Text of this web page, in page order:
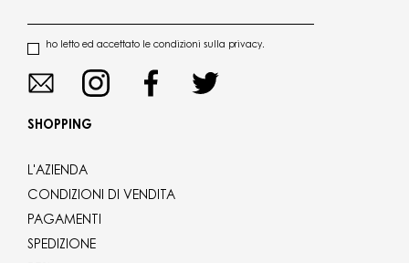
ho letto ed accettato le condizioni sulla privacy.
SHOPPING
L'AZIENDA
CONDIZIONI DI VENDITA
PAGAMENTI
SPEDIZIONE